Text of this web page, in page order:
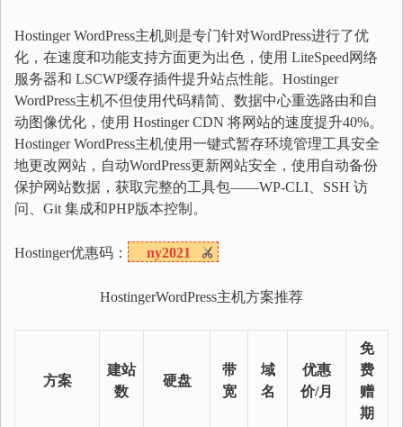
Hostinger WordPress主机则是专门针对WordPress进行了优
化，在速度和功能支持方面更为出色，使用 LiteSpeed网络
服务器和 LSCWP缓存插件提升站点性能。Hostinger
WordPress主机不但使用代码精简、数据中心重选路由和自
动图像优化，使用 Hostinger CDN 将网站的速度提升40%。
Hostinger WordPress主机使用一键式暂存环境管理工具安全
地更改网站，自动WordPress更新网站安全，使用自动备份
保护网站数据，获取完整的工具包——WP-CLI、SSH 访
问、Git 集成和PHP版本控制。
Hostinger优惠码： ny2021
HostingerWordPress主机方案推荐
方案
建站
数
硬盘
带
宽
域
名
优惠
价/月
免
费
赠
期